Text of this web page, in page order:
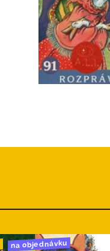
na objednávku